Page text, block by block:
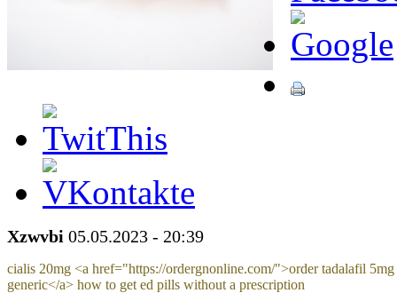
Xzwvbi 05.05.2023 - 20:39
cialis 20mg <a href="https://ordergnonline.com/">order tadalafil 5mg
generic</a> how to get ed pills without a prescription